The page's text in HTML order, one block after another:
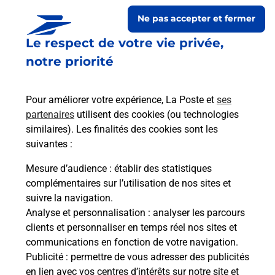
Le respect de votre vie privée,
notre priorité
Pour améliorer votre expérience, La Poste et ses
partenaires utilisent des cookies (ou technologies
similaires). Les finalités des cookies sont les
suivantes :
Mesure d’audience : établir des statistiques
complémentaires sur l’utilisation de nos sites et
suivre la navigation.
Analyse et personnalisation : analyser les parcours
clients et personnaliser en temps réel nos sites et
communications en fonction de votre navigation.
Publicité : permettre de vous adresser des publicités
en lien avec vos centres d’intérêts sur notre site et
Ne pas accepter et fermer
Prochaine collecte du courrierjeudià 14h00
2 Route De Suze
26400 Beaufort Sur Gervanne
Itinéraire
Le lien s'ouvre dans un nouvel onglet